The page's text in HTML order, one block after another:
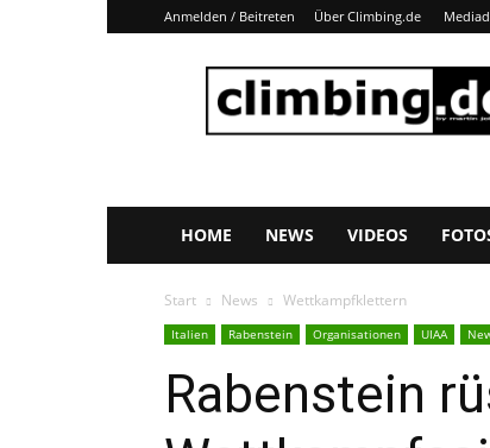
Anmelden / Beitreten Über Climbing.de
Climbing.de
HOME NEWS VIDEOS
Start News Wettkampfklettern
Italien Rabenstein Organisationen UIAA
Rabenstein